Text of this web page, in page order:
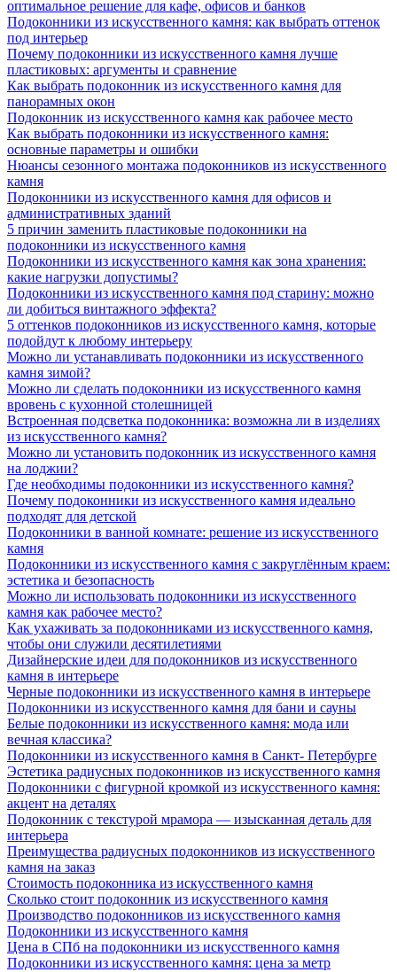
оптимальное решение для кафе, офисов и банков
Подоконники из искусственного камня: как выбрать оттенок
под интерьер
Почему подоконники из искусственного камня лучше
пластиковых: аргументы и сравнение
Как выбрать подоконник из искусственного камня для
панорамных окон
Подоконник из искусственного камня как рабочее место
Как выбрать подоконники из искусственного камня:
основные параметры и ошибки
Нюансы сезонного монтажа подоконников из искусственного
камня
Подоконники из искусственного камня для офисов и
административных зданий
5 причин заменить пластиковые подоконники на
подоконники из искусственного камня
Подоконники из искусственного камня как зона хранения:
какие нагрузки допустимы?
Подоконники из искусственного камня под старину: можно
ли добиться винтажного эффекта?
5 оттенков подоконников из искусственного камня, которые
подойдут к любому интерьеру
Можно ли устанавливать подоконники из искусственного
камня зимой?
Можно ли сделать подоконники из искусственного камня
вровень с кухонной столешницей
Встроенная подсветка подоконника: возможна ли в изделиях
из искусственного камня?
Можно ли установить подоконник из искусственного камня
на лоджии?
Где необходимы подоконники из искусственного камня?
Почему подоконники из искусственного камня идеально
подходят для детской
Подоконники в ванной комнате: решение из искусственного
камня
Подоконники из искусственного камня с закруглённым краем:
эстетика и безопасность
Можно ли использовать подоконники из искусственного
камня как рабочее место?
Как ухаживать за подоконниками из искусственного камня,
чтобы они служили десятилетиями
Дизайнерские идеи для подоконников из искусственного
камня в интерьере
Черные подоконники из искусственного камня в интерьере
Подоконники из искусственного камня для бани и сауны
Белые подоконники из искусственного камня: мода или
вечная классика?
Подоконники из искусственного камня в Санкт- Петербурге
Эстетика радиусных подоконников из искусственного камня
Подоконники с фигурной кромкой из искусственного камня:
акцент на деталях
Подоконник с текстурой мрамора — изысканная деталь для
интерьера
Преимущества радиусных подоконников из искусственного
камня на заказ
Стоимость подоконника из искусственного камня
Сколько стоит подоконник из искусственного камня
Производство подоконников из искусственного камня
Подоконники из искусственного камня
Цена в СПб на подоконники из искусственного камня
Подоконники из искусственного камня: цена за метр